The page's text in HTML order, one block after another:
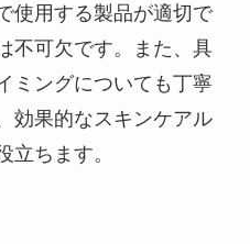
使用する製品が適切で
不可欠です。また、具
ミングについても丁寧
効果的なスキンケアル
立ちます。